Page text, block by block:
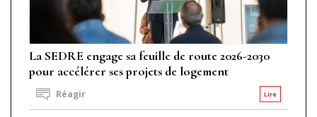
La SEDRE engage sa feuille de route 2026-2030
pour accélérer ses projets de logement
Lire
Réagir